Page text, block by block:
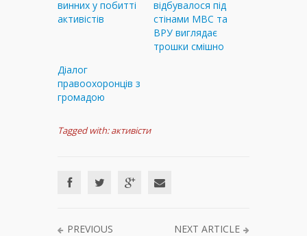
винних у побитті
активістів
відбувалося під
стінами МВС та
ВРУ виглядає
трошки смішно
Діалог
правоохоронців з
громадою
Tagged with: активісти
PREVIOUS
NEXT ARTICLE